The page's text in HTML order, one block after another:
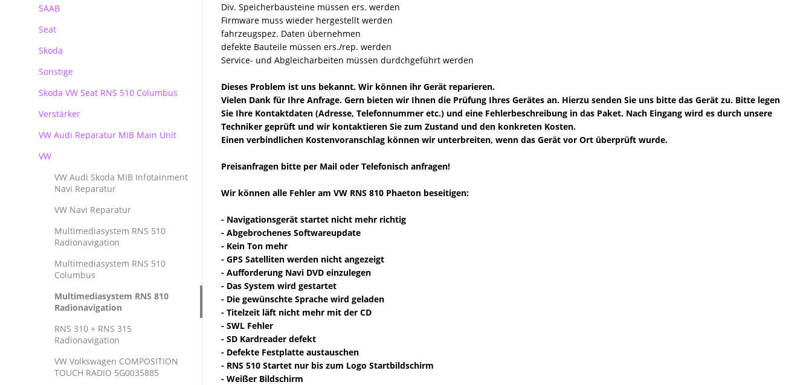
SAAB
Seat
Skoda
Skoda
Sonstige
Skoda VW Seat RNS 510 Columbus
RNS 510 Columbus Reparatur
Verstärker
VW Audi Reparatur MIB Main Unit
VW
VW Audi Skoda MIB Infotainment
Navi Reparatur
VW Navi Reparatur
Multimediasystem RNS 510
Radionavigation
Multimediasystem RNS 510
Columbus
Multimediasystem RNS 810
Radionavigation
RNS 310 + RNS 315
Radionavigation
VW Volkswagen COMPOSITION
TOUCH RADIO 5G0035885
Div. Speicherbausteine müssen ers. werden
Firmware muss wieder hergestellt werden
fahrzeugspez. Daten übernehmen
defekte Bauteile müssen ers./rep. werden
Service- und Abgleicharbeiten müssen durdchgeführt werden
Dieses Problem ist uns bekannt. Wir können ihr Gerät reparieren.
Vielen Dank für Ihre Anfrage. Gern bieten wir Ihnen die Prüfung Ihres Gerätes an. Hierzu senden Sie uns bitte das Gerät zu. Bitte legen
Sie Ihre Kontaktdaten (Adresse, Telefonnummer etc.) und eine Fehlerbeschreibung in das Paket. Nach Eingang wird es durch unsere
Techniker geprüft und wir kontaktieren Sie zum Zustand und den konkreten Kosten.
Einen verbindlichen Kostenvoranschlag können wir unterbreiten, wenn das Gerät vor Ort überprüft wurde.
Preisanfragen bitte per Mail oder Telefonisch anfragen!
Wir können alle Fehler am VW RNS 810 Phaeton beseitigen:
- Navigationsgerät startet nicht mehr richtig
- Abgebrochenes Softwareupdate
- Kein Ton mehr
- GPS Satelliten werden nicht angezeigt
- Aufforderung Navi DVD einzulegen
- Das System wird gestartet
- Die gewünschte Sprache wird geladen
- Titelzeit läft nicht mehr mit der CD
- SWL Fehler
- SD Kardreader defekt
- Defekte Festplatte austauschen
- RNS 510 Startet nur bis zum Logo Startbildschirm
- Weißer Bildschirm